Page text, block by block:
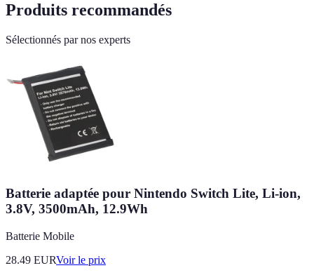
Produits recommandés
Sélectionnés par nos experts
Batterie adaptée pour Nintendo Switch Lite, Li-ion,
3.8V, 3500mAh, 12.9Wh
Batterie Mobile
28.49 EURVoir le prix